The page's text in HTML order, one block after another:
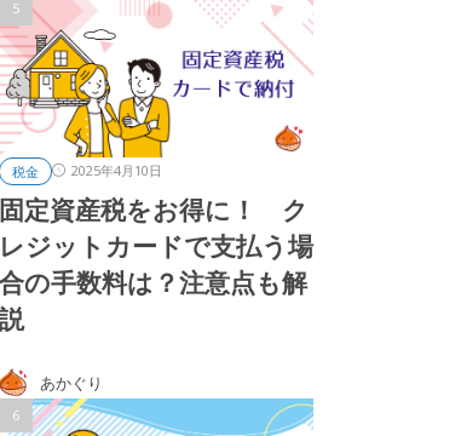
税金 2025年4月10日
固定資産税をお得に！ ク
レジットカードで支払う場
合の手数料は？注意点も解
説
あかぐり